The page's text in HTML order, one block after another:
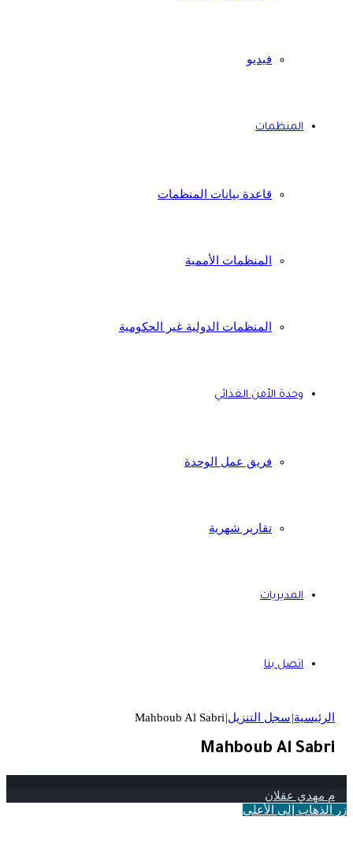
فيديو
المنظمات
قاعدة بيانات المنظمات
المنظمات الأممية
المنظمات الدولية غير الحكومية
وحدة الأمن الغذائي
فريق عمل الوحدة
تقارير شهرية
المديريات
اتصل بنا
الرئيسية|سجل التنزيل|
Mahboub Al Sabri
Mahboub Al Sabri
م مهدي عقلان
زر الذهاب إلى الأعلى